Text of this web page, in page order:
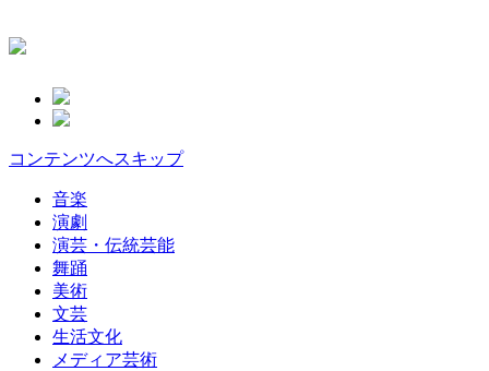
コンテンツへスキップ
音楽
演劇
演芸・伝統芸能
舞踊
美術
文芸
生活文化
メディア芸術